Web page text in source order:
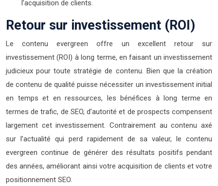
l’acquisition de clients.
Retour sur investissement (ROI)
Le contenu evergreen offre un excellent retour sur
investissement (ROI) à long terme, en faisant un investissement
judicieux pour toute stratégie de contenu. Bien que la création
de contenu de qualité puisse nécessiter un investissement initial
en temps et en ressources, les bénéfices à long terme en
termes de trafic, de SEO, d’autorité et de prospects compensent
largement cet investissement. Contrairement au contenu axé
sur l’actualité qui perd rapidement de sa valeur, le contenu
evergreen continue de générer des résultats positifs pendant
des années, améliorant ainsi votre acquisition de clients et votre
positionnement SEO.